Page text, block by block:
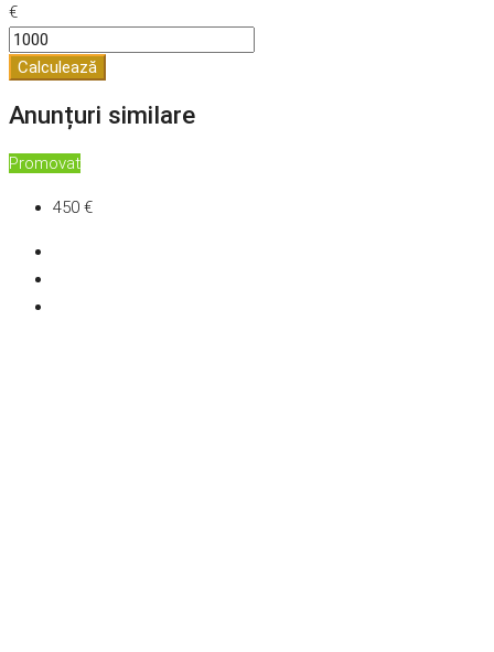
€
Calculează
Anunțuri similare
Promovat
450 €